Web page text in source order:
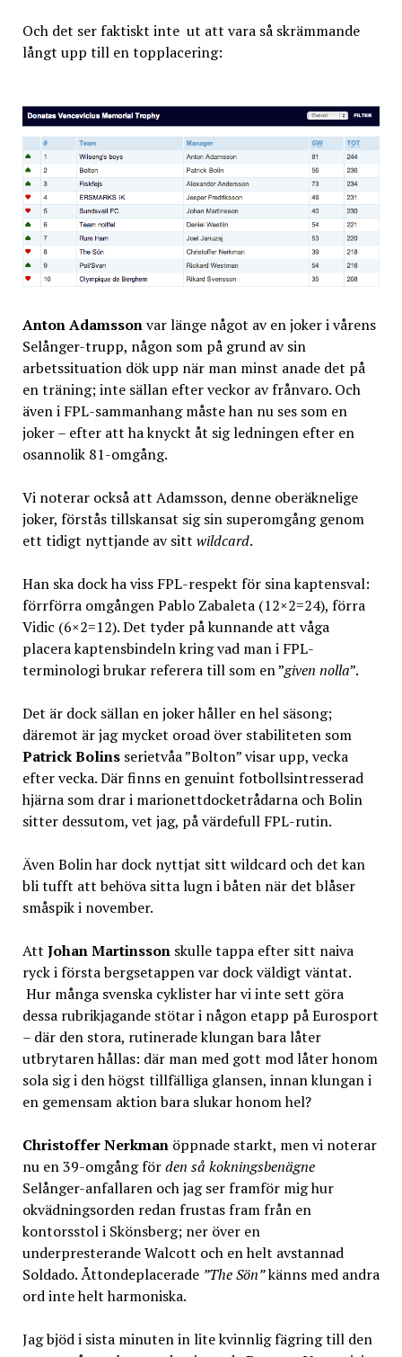
Och det ser faktiskt inte ut att vara så skrämmande
långt upp till en topplacering:
Anton Adamssonvar länge något av en joker i vårens
Selånger-trupp, någon som på grund av sin
arbetssituation dök upp när man minst anade det på
en träning; inte sällan efter veckor av frånvaro. Och
även i FPL-sammanhang måste han nu ses som en
joker – efter att ha knyckt åt sig ledningen efter en
osannolik 81-omgång.
Vi noterar också att Adamsson, denne oberäknelige
joker, förstås tillskansat sig sin superomgång genom
ett tidigt nyttjande av sitt wildcard.
Han ska dock ha viss FPL-respekt för sina kaptensval:
förrförra omgången Pablo Zabaleta (12×2=24), förra
Vidic (6×2=12). Det tyder på kunnande att våga
placera kaptensbindeln kring vad man i FPL-
terminologi brukar referera till som en ”given nolla”.
Det är dock sällan en joker håller en hel säsong;
däremot är jag mycket oroad över stabiliteten som
Patrick Bolinsserietvåa ”Bolton” visar upp, vecka
efter vecka. Där finns en genuint fotbollsintresserad
hjärna som drar i marionettdocketrådarna och Bolin
sitter dessutom, vet jag, på värdefull FPL-rutin.
Även Bolin har dock nyttjat sitt wildcard och det kan
bli tufft att behöva sitta lugn i båten när det blåser
småspik i november.
Att Johan Martinssonskulle tappa efter sitt naiva
ryck i första bergsetappen var dock väldigt väntat.
Hur många svenska cyklister har vi inte sett göra
dessa rubrikjagande stötar i någon etapp på Eurosport
– där den stora, rutinerade klungan bara låter
utbrytaren hållas: där man med gott mod låter honom
sola sig i den högst tillfälliga glansen, innan klungan i
en gemensam aktion bara slukar honom hel?
Christoffer Nerkmanöppnade starkt, men vi noterar
nu en 39-omgång förden så kokningsbenägne
Selånger-anfallaren och jag ser framför mig hur
okvädningsorden redan frustas fram från en
kontorsstol i Skönsberg; ner över en
underpresterande Walcott och en helt avstannad
Soldado. Åttondeplacerade ”The Sön”känns med andra
ord inte helt harmoniska.
Jag bjöd i sista minuten in lite kvinnlig fägring till den